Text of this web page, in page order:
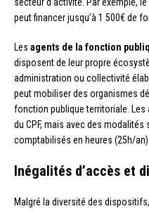
secteur d’activité. Par exemple, le
peut financer jusqu’à 1 500€ de
Les agents de la fonction
disposent de leur propre
administration ou collectivité
peut mobiliser des organismes
fonction publique territoriale.
du CPF, mais avec des
comptabilisés en heures (25h/
Inégalités d’accès et
Malgré la diversité des